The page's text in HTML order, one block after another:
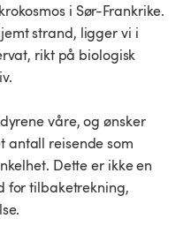
i Sør-Frankrike.
strand, ligger vi i
rikt på biologisk
våre, og ønsker
antall reisende som
Dette er ikke en
for tilbaketrekning,